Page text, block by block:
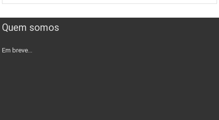
Quem somos
Em breve...